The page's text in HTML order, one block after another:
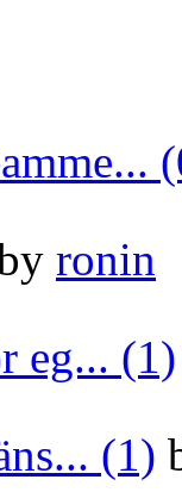
ronin
eg... (1)
(1)